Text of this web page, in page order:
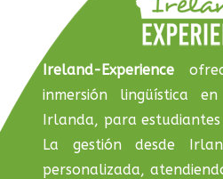
Ireland-Experience
inmersión lingüística
Irlanda, para
La gestión desde
personalizada,